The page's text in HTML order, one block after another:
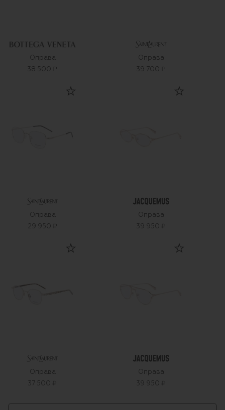
Оправа
38 500 ₽
Оправа
39 700 ₽
Оправа
29 950 ₽
Оправа
39 950 ₽
Оправа
37 500 ₽
Оправа
39 950 ₽